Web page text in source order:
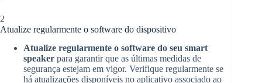
2
Atualize regularmente o software do dispositivo
Atualize regularmente o software do seu smart
speaker para garantir que as últimas medidas de
segurança estejam em vigor. Verifique regularmente se
há atualizações disponíveis no aplicativo associado ao